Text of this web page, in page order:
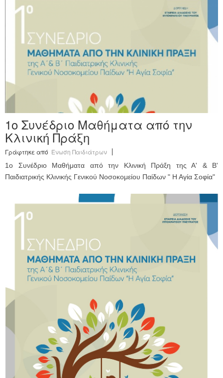
1ο Συνέδριο Μαθήματα από την
Κλινική Πράξη
Γράφτηκε από Ένωση Παιδιάτρων
1ο Συνέδριο Μαθήματα από την Κλινική Πράξη της Α' & Β'
Παιδιατρικής Κλινικής Γενικού Νοσοκομείου Παίδων " Η Αγία Σοφία"
Ανακοινώσεις
Εργαλεία για Παιδιάτρους
Χρήσιμα Links
Επεξεργασία Προφίλ